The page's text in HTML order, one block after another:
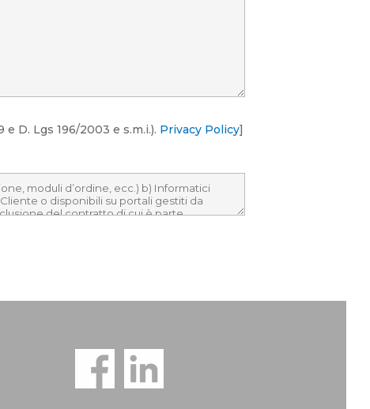
D. Lgs 196/2003 e s.m.i.). Privacy Policy]